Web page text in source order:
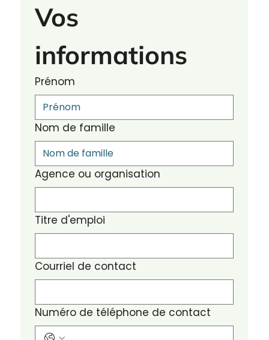
Vos
informations
Prénom
Nom de famille
Agence ou organisation
Titre d'emploi
Courriel de contact
Numéro de téléphone de contact